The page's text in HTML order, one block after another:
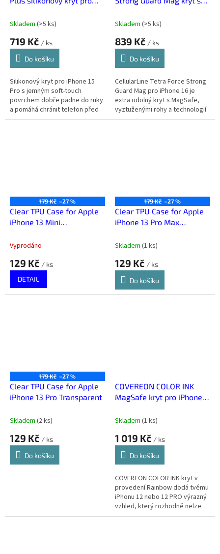
Skladem (>5 ks)
719 Kč / ks
Do košíku
Silikonový kryt pro iPhone 15
Pro s jemným soft-touch
povrchem dobře padne do ruky
a pomáhá chránit telefon před
každodenním opotřebením.
Skladem (>5 ks)
839 Kč / ks
Do košíku
CellularLine Tetra Force Strong
Guard Mag pro iPhone 16 je
extra odolný kryt s MagSafe,
vyztuženými rohy a technologií
IDS pro tlumení nárazů.
179 Kč –27 %
Clear TPU Case for Apple
iPhone 13 Mini
Vyprodáno
129 Kč / ks
DETAIL
179 Kč –27 %
Clear TPU Case for Apple
iPhone 13 Pro Max
Skladem (1 ks)
129 Kč / ks
Do košíku
179 Kč –27 %
Clear TPU Case for Apple
iPhone 13 Pro Transparent
Skladem (2 ks)
129 Kč / ks
Do košíku
COVEREON COLOR INK
MagSafe kryt pro iPhone
Skladem (1 ks)
1 019 Kč / ks
Do košíku
COVEREON COLOR INK kryt v
provedení Rainbow dodá tvému
iPhonu 12 nebo 12 PRO výrazný
vzhled, který rozhodně nelze
jen tak přehlédnout.